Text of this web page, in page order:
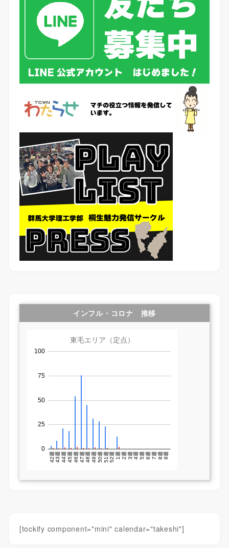
インフル・コロナ 推移
[tockify component="mini" calendar="takeshi"]